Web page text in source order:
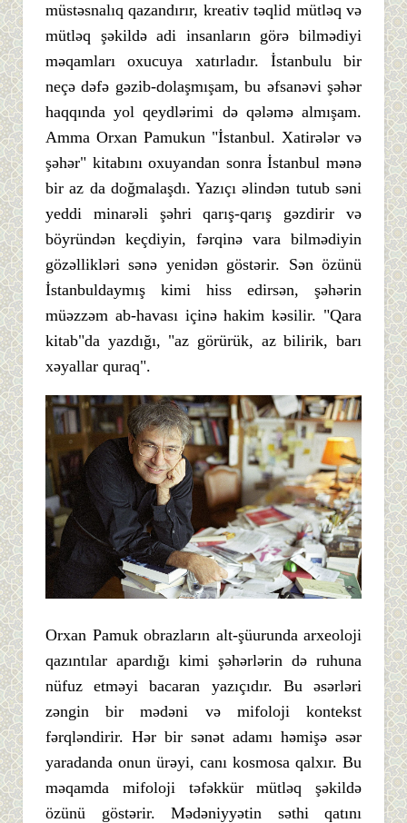
müstəsnalıq qazandırır, kreativ təqlid mütləq və
mütləq şəkildə adi insanların görə bilmədiyi
məqamları oxucuya xatırladır. İstanbulu bir
neçə dəfə gəzib-dolaşmışam, bu əfsanəvi şəhər
haqqında yol qeydlərimi də qələmə almışam.
Amma Orxan Pamukun "İstanbul. Xatirələr və
şəhər" kitabını oxuyandan sonra İstanbul mənə
bir az da doğmalaşdı. Yazıçı əlindən tutub səni
yeddi minarəli şəhri qarış-qarış gəzdirir və
böyründən keçdiyin, fərqinə vara bilmədiyin
gözəllikləri sənə yenidən göstərir. Sən özünü
İstanbuldaymış kimi hiss edirsən, şəhərin
müəzzəm ab-havası içinə hakim kəsilir. "Qara
kitab"da yazdığı, "az görürük, az bilirik, barı
xəyallar quraq".
Orxan Pamuk obrazların alt-şüurunda arxeoloji
qazıntılar apardığı kimi şəhərlərin də ruhuna
nüfuz etməyi bacaran yazıçıdır. Bu əsərləri
zəngin bir mədəni və mifoloji kontekst
fərqləndirir. Hər bir sənət adamı həmişə əsər
yaradanda onun ürəyi, canı kosmosa qalxır. Bu
məqamda mifoloji təfəkkür mütləq şəkildə
özünü göstərir. Mədəniyyətin səthi qatını